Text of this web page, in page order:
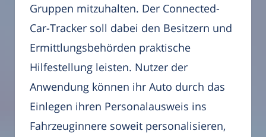
Gruppen mitzuhalten. Der Connected-
Car-Tracker soll dabei den Besitzern und
Ermittlungsbehörden praktische
Hilfestellung leisten. Nutzer der
Anwendung können ihr Auto durch das
Einlegen ihren Personalausweis ins
Fahrzeuginnere soweit personalisieren,